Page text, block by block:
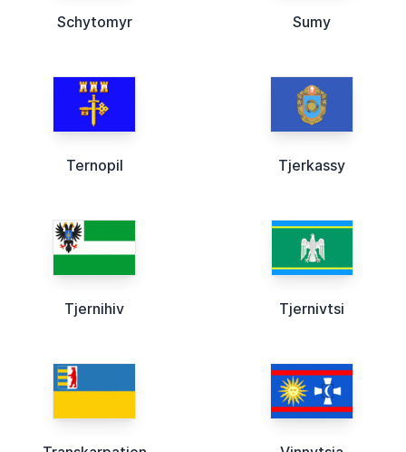
Schytomyr Sumy
Ternopil Tjerkassy
Tjernihiv Tjernivtsi